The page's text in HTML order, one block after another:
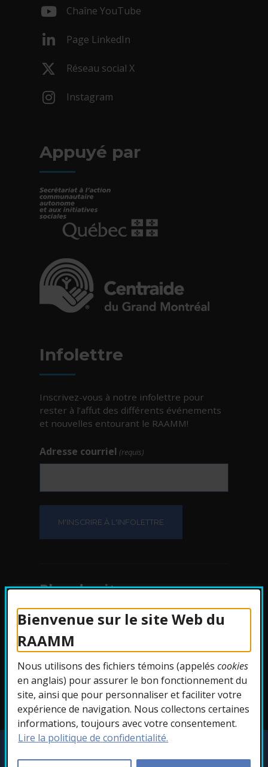
Bienvenue sur le site Web du
RAAMM
Nous utilisons des fichiers témoins (appeléscookies
en anglais) pour assurer le bon fonctionnement du
site, ainsi que pour personnaliser et faciliter votre
expérience de navigation. Nous collectons certaines
informations, toujours avec votre consentement.
Lire la politique de confidentialité.
Chaîne YouTube
Page LinkedIn
Réseau social X
Instagram
Appuyé par
Infolettre
Inscrivez-vous à notre infolettre pour
rester à l’affut des différents événements
et nouvelles entourant le RAAMM!
Adresse courriel (requis)
Plan du site
Protection des
renseignements
Accessibilité
réservés.